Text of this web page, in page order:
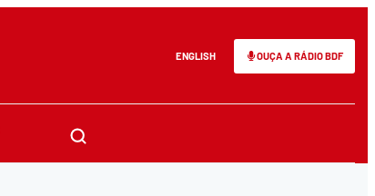
ENGLISH OUÇA A RÁDIO BDF